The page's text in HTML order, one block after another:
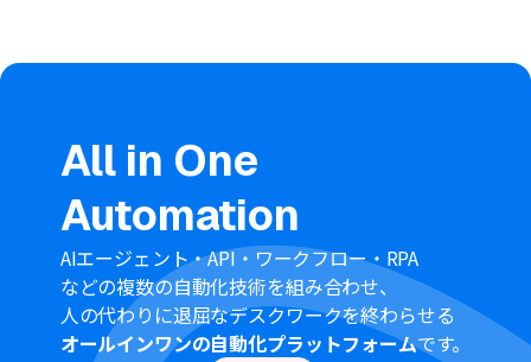
Googleカレンダー、Bitrix24のそれぞれとYoomを連携
プランによって最短の起動間隔が異なりますので、ご注意
ください。
Bitrix24のアウトプットはJSONPathから取得可能です。
取得方法は「『取得する値』を追加する方法
ください。
All in One
Automation
AIエージェント・API・ワークフロー・RPA
などの複数の自動化技術を組み合わせ、
人の代わりに退屈なデスクワークを終わらせる
オールインワンの自動化プラットフォームです。